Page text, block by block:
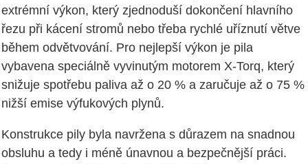
extrémní výkon, který zjednoduší dokončení hlavního
řezu při kácení stromů nebo třeba rychlé uříznutí větve
během odvětvování. Pro nejlepší výkon je pila
vybavena speciálně vyvinutým motorem X-Torq, který
snižuje spotřebu paliva až o 20 % a zaručuje až o 75 %
nižší emise výfukových plynů.
Konstrukce pily byla navržena s důrazem na snadnou
obsluhu a tedy i méně únavnou a bezpečnější práci.